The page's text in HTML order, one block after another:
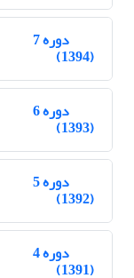
دوره 7
(1394)
دوره 6
(1393)
دوره 5
(1392)
دوره 4
(1391)